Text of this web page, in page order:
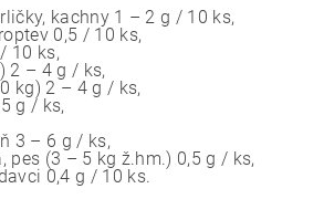
kachny 1 – 2 g / 10 ks,
0,5 / 10 ks,
10 ks,
2 – 4 g / ks,
kg) 2 – 4 g / ks,
g / ks,
3 – 6 g / ks,
pes (3 – 5 kg ž.hm.) 0,5 g / ks,
0,4 g / 10 ks.